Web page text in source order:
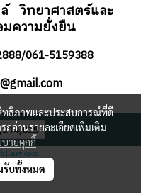
วิทยาศาสตร์และ
มความยั่งยืน
061-5159388
ทธิภาพและประสบการณ์ที่ดี
ถอ่านรายละเอียดเพิ่มเติม
บายคุกกี้
รับทั้งหมด